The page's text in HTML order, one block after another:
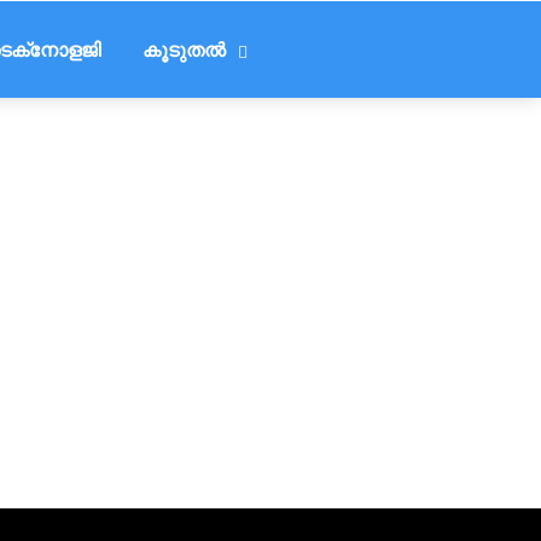
കൂടുതൽ